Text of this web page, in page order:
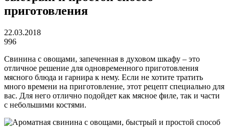
приготовления
22.03.2018
996
Свинина с овощами, запеченная в духовом шкафу – это
отличное решение для одновременного приготовления
мясного блюда и гарнира к нему. Если не хотите тратить
много времени на приготовление, этот рецепт специально для
вас. Для него отлично подойдет как мясное филе, так и части
с небольшими костями.